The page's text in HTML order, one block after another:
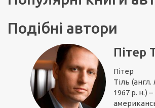
Подібні автори
Пітер
Пітер
Тіль (англ.
1967 р. н.) –